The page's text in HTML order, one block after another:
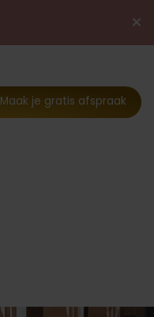
Maak je gratis afspraak